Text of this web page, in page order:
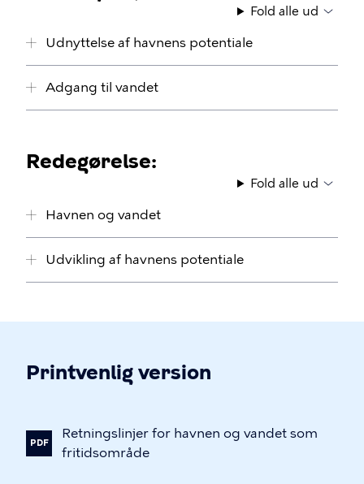
Fold alle ud
Udnyttelse af havnens potentiale
Adgang til vandet
Redegørelse:
Fold alle ud
Havnen og vandet
Udvikling af havnens potentiale
Printvenlig version
PDF
Retningslinjer for havnen og vandet som
fritidsområde